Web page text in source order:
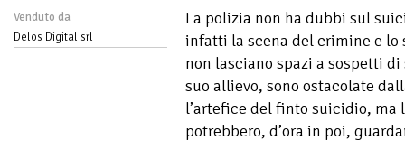
Venduto da
Delos Digital srl
La polizia non ha dubbi sul
infatti la scena del crimine e lo
non lasciano spazi a sospetti
suo allievo, sono ostacolate
l’artefice del finto suicidio, ma
potrebbero, d’ora in poi,